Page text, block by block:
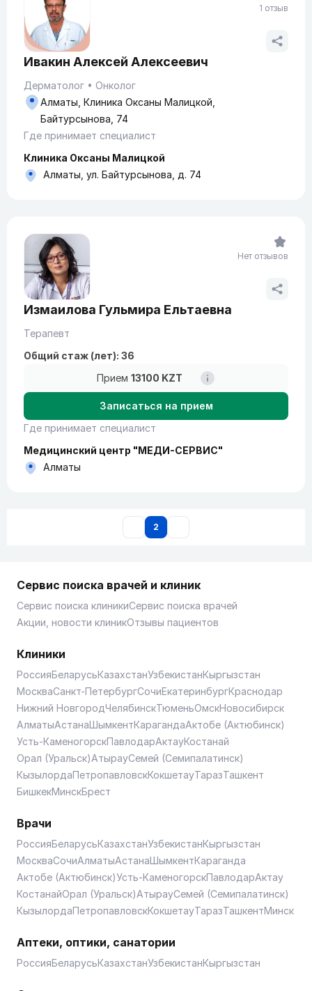
Ивакин Алексей Алексеевич
Дерматолог
Онколог
Алматы, Клиника Оксаны Малицкой,
Байтурсынова, 74
Где принимает специалист
Клиника Оксаны Малицкой
Алматы, ул. Байтурсынова, д. 74
1 отзыв
Измаилова Гульмира Ельтаевна
Терапевт
Общий стаж (лет): 36
Прием 13100 KZT
Записаться на прием
Где принимает специалист
Медицинский центр "МЕДИ-СЕРВИС"
Алматы
Нет отзывов
2
Сервис поиска врачей и клиник
Сервис поиска клиникиСервис поиска врачей
Акции, новости клиникОтзывы пациентов
Клиники
РоссияБеларусьКазахстанУзбекистанКыргызстан
МоскваСанкт-ПетербургСочиЕкатеринбургКраснодар
Нижний НовгородЧелябинскТюменьОмскНовосибирск
АлматыАстанаШымкентКарагандаАктобе (Актюбинск)
Усть-КаменогорскПавлодарАктауКостанай
Орал (Уральск)АтырауСемей (Семипалатинск)
КызылордаПетропавловскКокшетауТаразТашкент
БишкекМинскБрест
Врачи
РоссияБеларусьКазахстанУзбекистанКыргызстан
МоскваСочиАлматыАстанаШымкентКараганда
Актобе (Актюбинск)Усть-КаменогорскПавлодарАктау
КостанайОрал (Уральск)АтырауСемей (Семипалатинск)
КызылордаПетропавловскКокшетауТаразТашкентМинск
Аптеки, оптики, санатории
РоссияБеларусьКазахстанУзбекистанКыргызстан